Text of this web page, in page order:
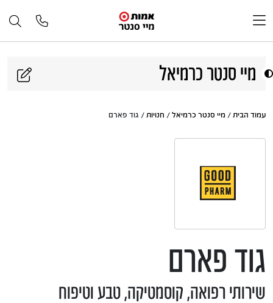
מיי סנטר כרמיאל
עמוד הבית / מיי סנטר כרמיאל / חנויות / גוד פארם
גוד פארם
שירותי רפואה, קוסמטיקה, טבע וטיפוח